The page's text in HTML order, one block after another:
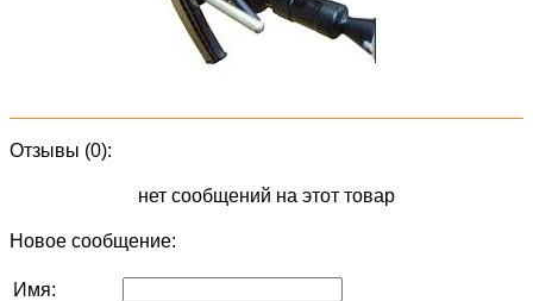
Отзывы (0):
нет сообщений на этот товар
Новое сообщение:
Имя: